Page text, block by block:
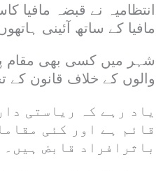
انتظامیہ نے قبضہ مافیا
مافیا کے ساتھ آئینی
شہر میں کسی بھی مقام
والوں کے خلاف قانون
یاد رہے کہ ریاستی
قائم ہے اور کئی
باثرافراد قابض ہیں۔